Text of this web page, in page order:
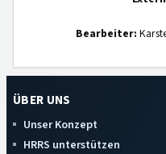
Bearbeiter:
ÜBER UNS
Unser Konzept
HRRS unterstützen